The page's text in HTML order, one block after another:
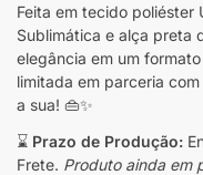
Feita em tecido poliéster
Sublimática e alça preta
elegância em um
limitada em parceria com
a sua! 👜✨
⌛ Prazo de Produção:
Frete. Produto ainda em